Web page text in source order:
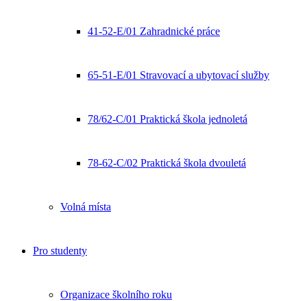
41-52-E/01 Zahradnické práce
65-51-E/01 Stravovací a ubytovací služby
78/62-C/01 Praktická škola jednoletá
78-62-C/02 Praktická škola dvouletá
Volná místa
Pro studenty
Organizace školního roku